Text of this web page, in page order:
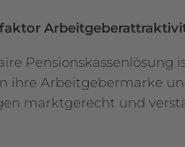
ihre Arbeitgebermarke
marktgerecht und